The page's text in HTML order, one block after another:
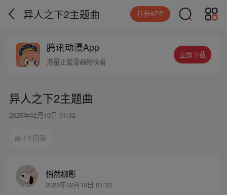
异人之下2主题曲 打开APP
腾讯动漫App
海量正版漫画畅快看
立即下载
异人之下2主题曲
2025年02月10日 01:32
1个回答
悄然柳影
2025年02月10日 01:32